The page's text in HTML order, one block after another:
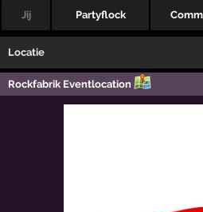
Jij Partyflock
Locatie
Rockfabrik Eventlocation